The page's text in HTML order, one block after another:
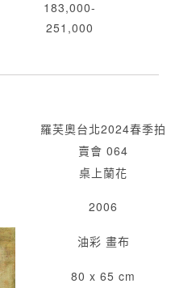
183,000-
251,000
羅芙奧台北2024春季拍
賣會 064
桌上蘭花
2006
油彩 畫布
80 x 65 cm